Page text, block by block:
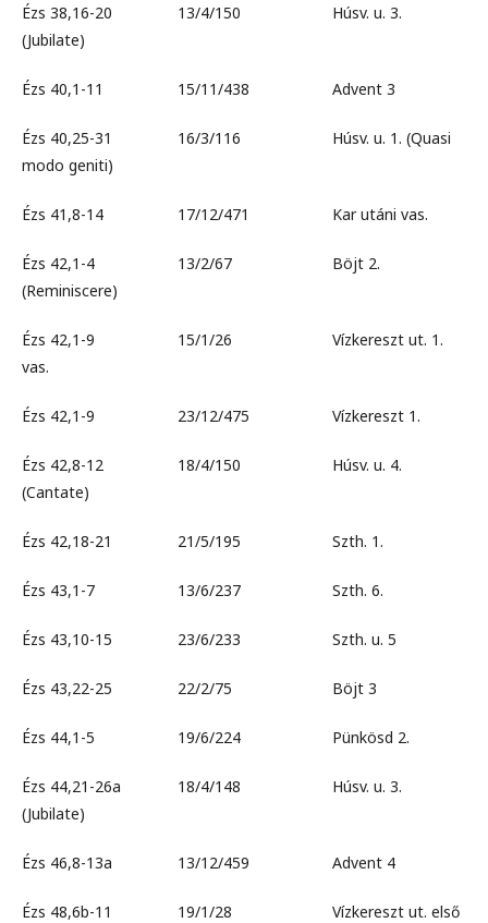
Ézs 38,16-20 13/4/150 Húsv. u. 3.
(Jubilate)
Ézs 40,1-11 15/11/438 Advent 3
Ézs 40,25-31 16/3/116 Húsv. u. 1. (Quasi
modo geniti)
Ézs 41,8-14 17/12/471 Kar utáni vas.
Ézs 42,1-4 13/2/67 Böjt 2.
(Reminiscere)
Ézs 42,1-9 15/1/26 Vízkereszt ut. 1.
vas.
Ézs 42,1-9 23/12/475 Vízkereszt 1.
Ézs 42,8-12 18/4/150 Húsv. u. 4.
(Cantate)
Ézs 42,18-21 21/5/195 Szth. 1.
Ézs 43,1-7 13/6/237 Szth. 6.
Ézs 43,10-15 23/6/233 Szth. u. 5
Ézs 43,22-25 22/2/75 Böjt 3
Ézs 44,1-5 19/6/224 Pünkösd 2.
Ézs 44,21-26a 18/4/148 Húsv. u. 3.
(Jubilate)
Ézs 46,8-13a 13/12/459 Advent 4
Ézs 48,6b-11 19/1/28 Vízkereszt ut. első